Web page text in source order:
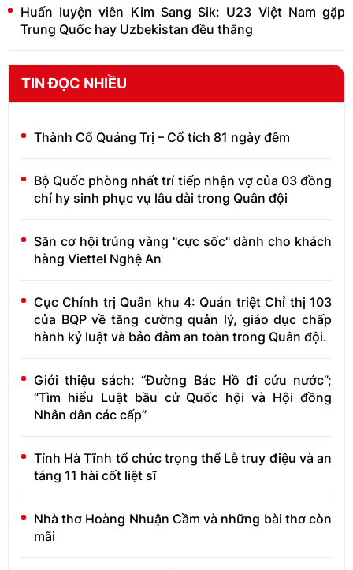
Huấn luyện viên Kim Sang Sik: U23 Việt Nam gặp
Trung Quốc hay Uzbekistan đều thắng
TIN ĐỌC NHIỀU
Thành Cổ Quảng Trị – Cổ tích 81 ngày đêm
Bộ Quốc phòng nhất trí tiếp nhận vợ của 03 đồng
chí hy sinh phục vụ lâu dài trong Quân đội
Săn cơ hội trúng vàng "cực sốc" dành cho khách
hàng Viettel Nghệ An
Cục Chính trị Quân khu 4: Quán triệt Chỉ thị 103
của BQP về tăng cường quản lý, giáo dục chấp
hành kỷ luật và bảo đảm an toàn trong Quân đội.
Giới thiệu sách: “Đường Bác Hồ đi cứu nước”;
“Tìm hiểu Luật bầu cử Quốc hội và Hội đồng
Nhân dân các cấp”
Tỉnh Hà Tĩnh tổ chức trọng thể Lễ truy điệu và an
táng 11 hài cốt liệt sĩ
Nhà thơ Hoàng Nhuận Cầm và những bài thơ còn
mãi